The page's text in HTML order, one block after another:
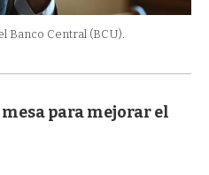
Banco Central (BCU).
para mejorar el